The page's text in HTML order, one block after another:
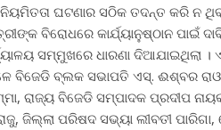
ଘଟଣାର ସଠିକ ତଦନ୍ତ କରି ନ
ବିରୋଧରେ କାର୍ଯ୍ୟାନୁଷ୍ଠାନ ପାଇଁ
ସମ୍ମୁଖରେ ଧାରଣା ଦିଆଯାଇଥିଲା
ବିଜେଡି ବ୍ଲକ ସଭାପତି ଏସ୍. ଈଶ୍ବର ରାଓ,
ରାଜ୍ୟ ବିଜେଡି ସମ୍ପାଦକ ପ୍ରଦୀପ
ଜିଲ୍ଲା ପରିଷଦ ସଭ୍ୟା ଲୀବତୀ